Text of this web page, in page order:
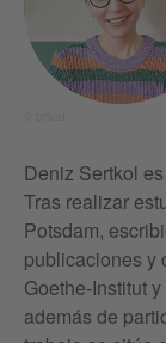
Deniz Sertkol
Tras realizar
Potsdam,
publicaciones y
Goethe-Institut
además de